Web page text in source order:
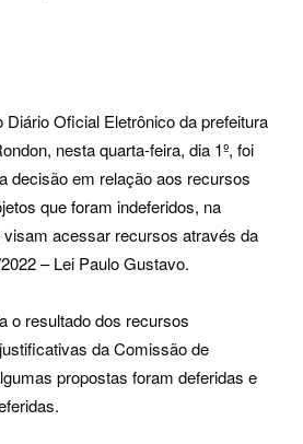
Oficial Eletrônico da prefeitura
nesta quarta-feira, dia 1º, foi
decisão em relação aos recursos
que foram indeferidos, na
acessar recursos através da
– Lei Paulo Gustavo.
o resultado dos recursos
da Comissão de
propostas foram deferidas e